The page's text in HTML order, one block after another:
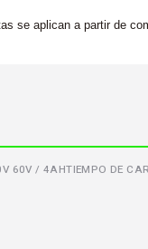
se aplican a partir de
60V / 4AHTIEMPO DE